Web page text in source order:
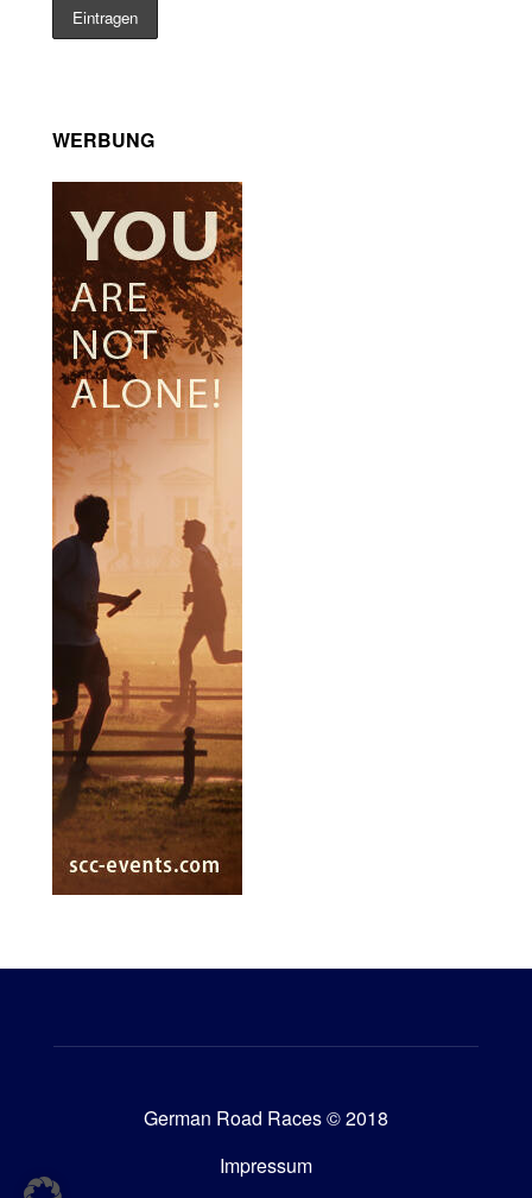
WERBUNG
German Road Races © 2018
Impressum